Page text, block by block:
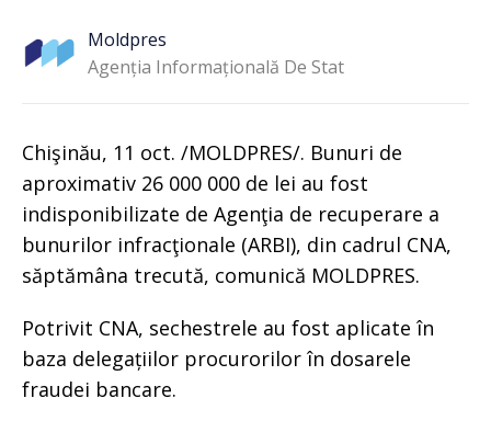
Moldpres
Agenția Informațională De Stat
Chişinău, 11 oct. /MOLDPRES/. Bunuri de
aproximativ 26 000 000 de lei au fost
indisponibilizate de Agenţia de recuperare a
bunurilor infracţionale (ARBI), din cadrul CNA,
săptămâna trecută, comunică MOLDPRES.
Potrivit CNA, sechestrele au fost aplicate în
baza delegațiilor procurorilor în dosarele
fraudei bancare.